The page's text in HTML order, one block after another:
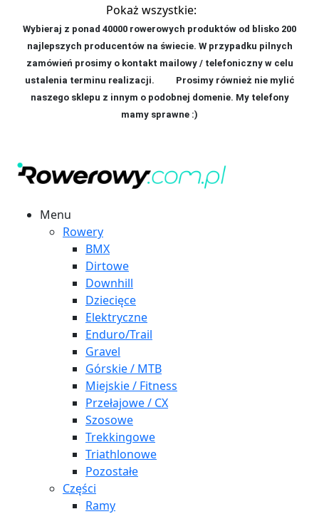
Pokaż wszystkie:
Wybieraj z ponad 40000 rowerowych produktów od blisko 200
najlepszych producentów na świecie. W przypadku pilnych
zamówień prosimy o kontakt mailowy / telefoniczny w celu
ustalenia terminu realizacji. Prosimy również nie mylić
naszego sklepu z innym o podobnej domenie. My telefony
mamy sprawne :)
Menu
Rowery
BMX
Dirtowe
Downhill
Dziecięce
Elektryczne
Enduro/Trail
Gravel
Górskie / MTB
Miejskie / Fitness
Przełajowe / CX
Szosowe
Trekkingowe
Triathlonowe
Pozostałe
Części
Ramy